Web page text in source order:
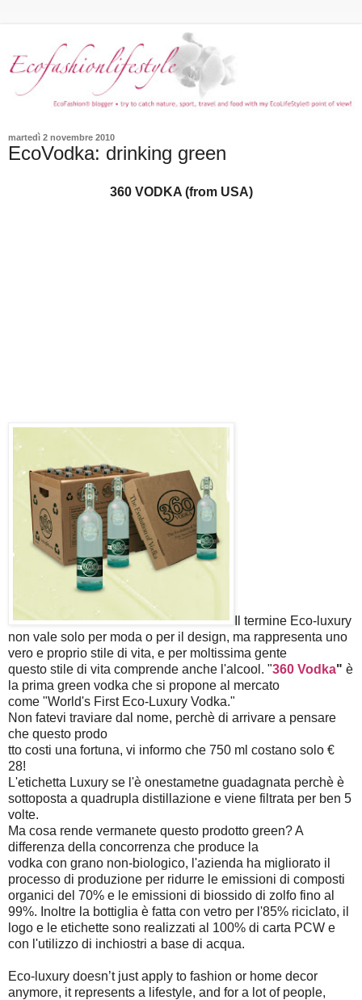
martedì 2 novembre 2010
EcoVodka: drinking green
360 VODKA (from USA)
Il termine Eco-luxury
non vale solo per moda o per il design, ma rappresenta uno
vero e proprio stile di vita, e per moltissima gente
questo stile di vita comprende anche l'alcool. "360 Vodka" è
la prima green vodka che si propone al mercato
come "World's First Eco-Luxury Vodka."
Non fatevi traviare dal nome, perchè di arrivare a pensare
che questo prodo
tto costi una fortuna, vi informo che 750 ml costano solo €
28!
L'etichetta Luxury se l'è onestametne guadagnata perchè è
sottoposta a quadrupla distillazione e viene filtrata per ben 5
volte.
Ma cosa rende vermanete questo prodotto green? A
differenza della concorrenza che produce la
vodka con grano non-biologico, l'azienda ha migliorato il
processo di produzione per ridurre le emissioni di composti
organici del 70% e le emissioni di biossido di zolfo fino al
99%. Inoltre la bottiglia è fatta con vetro per l'85% riciclato, il
logo e le etichette sono realizzati al 100% di carta PCW e
con l'utilizzo di inchiostri a base di acqua.
Eco-luxury doesn’t just apply to fashion or home decor
anymore, it represents a lifestyle, and for a lot of people,